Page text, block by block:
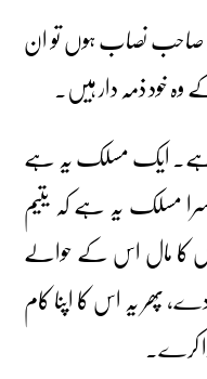
صاحب نصاب ہوں تو ان
خود ذمہ دار ہیں۔
ہے۔ ایک مسلک یہ ہے
مسلک یہ ہے کہ یتیم
کا مال اس کے حوالے
پھر یہ اس کا اپنا کام
کرے۔